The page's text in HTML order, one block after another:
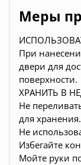
Меры
При
двери для
поверхности.
ХРАНИТЬ В
Не
для хранения.
Не
Избегайте
Мойте руки